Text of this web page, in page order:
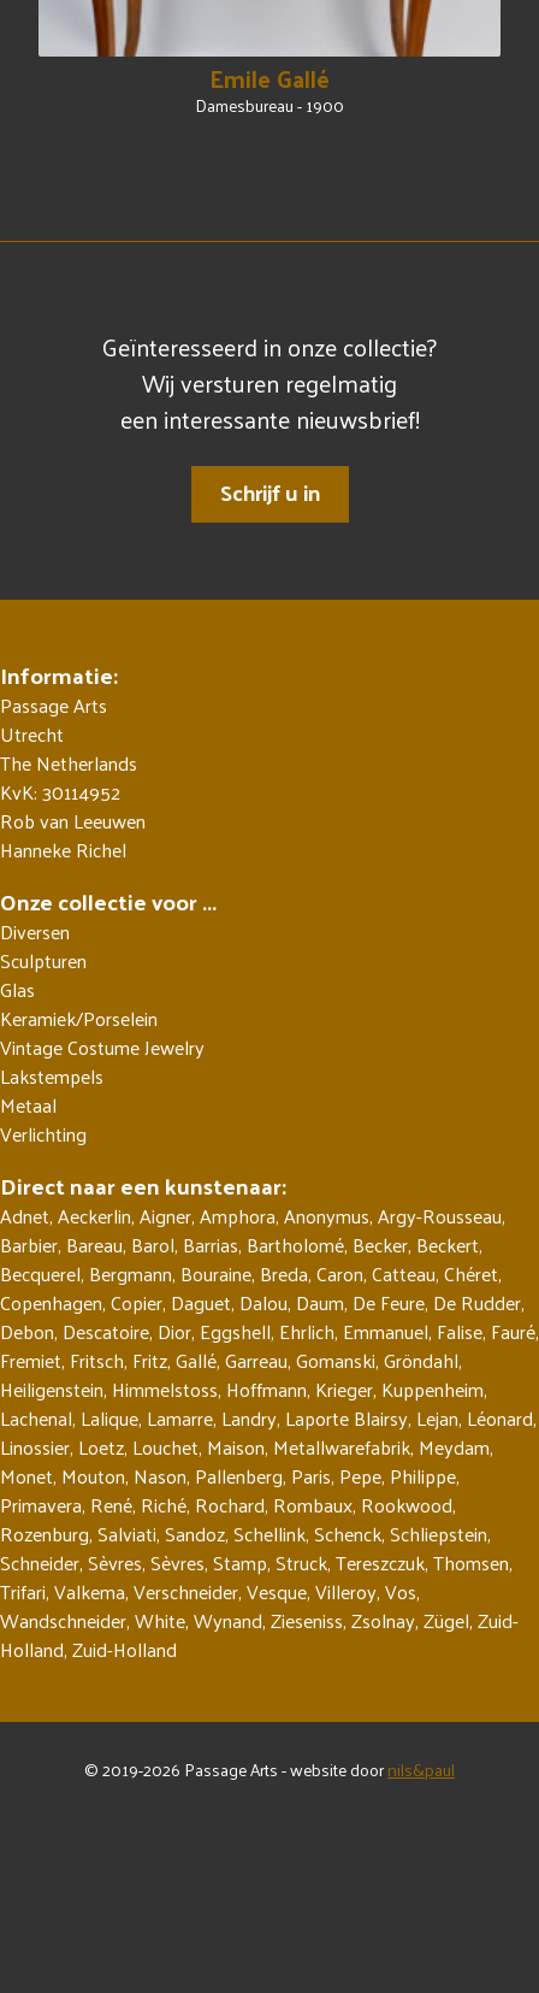
Emile Gallé
Damesbureau - 1900
Geïnteresseerd in onze collectie?
Wij versturen regelmatig
een interessante nieuwsbrief!
Schrijf u in
Informatie:
Passage Arts
Utrecht
The Netherlands
KvK: 30114952
Rob van Leeuwen
Hanneke Richel
Onze collectie voor ...
Diversen
Sculpturen
Glas
Keramiek/Porselein
Vintage Costume Jewelry
Lakstempels
Metaal
Verlichting
Direct naar een kunstenaar:
Adnet,Aeckerlin,Aigner,Amphora,Anonymus,Argy-Rousseau,
Barbier, Bareau, Barol, Barrias, Bartholomé, Becker, Beckert,
Becquerel, Bergmann, Bouraine, Breda,Caron,Catteau,Chéret,
Copenhagen,Copier, Daguet, Dalou, Daum, De Feure, De Rudder,
Debon, Descatoire, Dior, Eggshell, Ehrlich, Emmanuel, Falise, Fauré,
Fremiet, Fritsch, Fritz,Gallé,Garreau,Gomanski,Gröndahl,
Heiligenstein, Himmelstoss, Hoffmann, Krieger, Kuppenheim,
Lachenal, Lalique, Lamarre, Landry, Laporte Blairsy, Lejan, Léonard,
Linossier, Loetz, Louchet, Maison, Metallwarefabrik, Meydam,
Monet, Mouton, Nason, Pallenberg, Paris, Pepe, Philippe,
Primavera, René, Riché, Rochard, Rombaux, Rookwood,
Rozenburg,Salviati,Sandoz,Schellink,Schenck,Schliepstein,
Schneider,Sèvres,Sèvres,Stamp,Struck,Tereszczuk,Thomsen,
Trifari,Valkema,Verschneider,Vesque,Villeroy,Vos,
Wandschneider,White,Wynand,Zieseniss,Zsolnay,Zügel,Zuid-
Holland,Zuid-Holland
© 2019-2026 Passage Arts - website doornils&paul